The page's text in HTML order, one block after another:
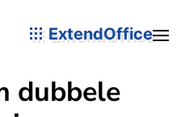
ExtendOffice
dubbele